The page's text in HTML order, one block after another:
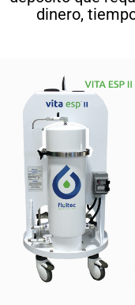
dinero,